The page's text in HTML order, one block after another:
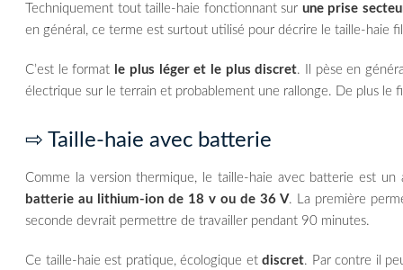
Techniquement tout taille-haie fonctionnant sur une prise
en général, ce terme est surtout utilisé pour décrire le taille-haie
C’est le format le plus léger et le plus discret. Il pèse en
électrique sur le terrain et probablement une rallonge. De plus le
⇨ Taille-haie avec batterie
Comme la version thermique, le taille-haie avec batterie est
batterie au lithium-ion de 18 v ou de 36 V. La première
seconde devrait permettre de travailler pendant 90 minutes.
Ce taille-haie est pratique, écologique etdiscret. Par contre il